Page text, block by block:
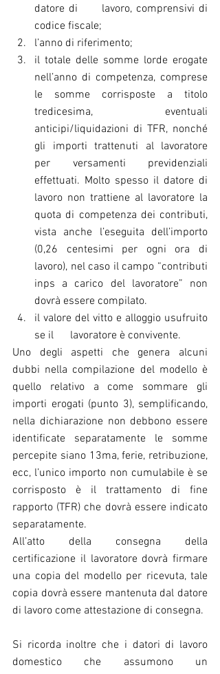
datore di      lavoro, comprensivi di
codice fiscale;
l’anno di riferimento;
il totale delle somme lorde erogate
nell’anno di competenza, comprese
le somme corrisposte a titolo
tredicesima, eventuali
anticipi/liquidazioni di TFR, nonché
gli importi trattenuti al lavoratore
per versamenti previdenziali
effettuati. Molto spesso il datore di
lavoro non trattiene al lavoratore la
quota di competenza dei contributi,
vista anche l’eseguita dell’importo
(0,26 centesimi per ogni ora di
lavoro), nel caso il campo “contributi
inps a carico del lavoratore” non
dovrà essere compilato.
il valore del vitto e alloggio usufruito
se il      lavoratore è convivente.
Uno degli aspetti che genera alcuni
dubbi nella compilazione del modello è
quello relativo a come sommare gli
importi erogati (punto 3), semplificando,
nella dichiarazione non debbono essere
identificate separatamente le somme
percepite siano 13ma, ferie, retribuzione,
ecc, l’unico importo non cumulabile è se
corrisposto è il trattamento di fine
rapporto (TFR) che dovrà essere indicato
separatamente.
All’atto della consegna della
certificazione il lavoratore dovrà firmare
una copia del modello per ricevuta, tale
copia dovrà essere mantenuta dal datore
di lavoro come attestazione di consegna.
Si ricorda inoltre che i datori di lavoro
domestico che assumono un